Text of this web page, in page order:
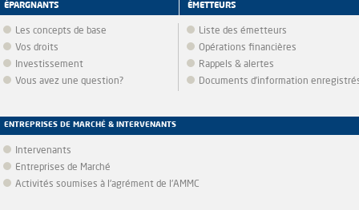
ÉPARGNANTS
Les concepts de base
Vos droits
Investissement
Vous avez une question?
ÉMETTEURS
Liste des émetteurs
Opérations financières
Rappels & alertes
Documents d’information
ENTREPRISES DE MARCHÉ & INTERVENANTS
Intervenants
Entreprises de Marché
Activités soumises à l'agrément de l'AMMC